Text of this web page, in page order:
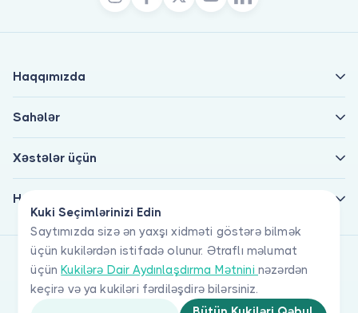
Kuki Seçimlərinizi Edin
Saytımızda sizə ən yaxşı xidməti göstərə bilmək
üçün kukilərdən istifadə olunur. Ətraflı məlumat
üçünKukilərə Dair Aydınlaşdırma Mətnini nəzərdən
keçirə və ya kukiləri fərdiləşdirə bilərsiniz.
Haqqımızda
Sahələr
Xəstələr üçün
Həkimlər üçün